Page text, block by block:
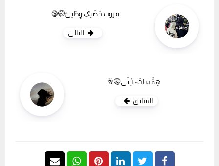
قروب حٌضّنِګ وِطّنِيِّ🤭🔞
التالي
هِمََّساتّ~أنِثّى🤫🥂
السابق